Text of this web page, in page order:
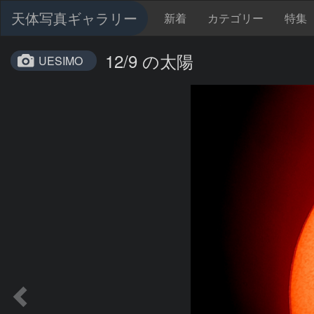
天体写真ギャラリー 新着 カテゴリー 特集
UESIMO 12/9 の太陽